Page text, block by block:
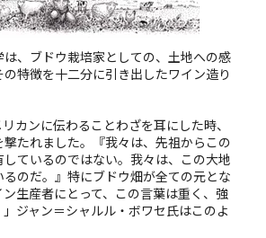
、ブドウ栽培家としての、土地への感
特徴を十二分に引き出したワイン造り
リカンに伝わることわざを耳にした時、
たれました。『我々は、先祖からこの
ているのではない。我々は、この大地
のだ。』特にブドウ畑が全ての元とな
生産者にとって、この言葉は重く、強
ジャン＝シャルル・ボワセ氏はこのよ